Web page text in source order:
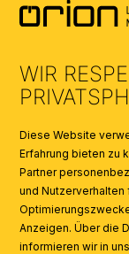
KATALOGE
AI
WIR
Diese Website
Erfahrung bieten zu
Partner
und
Anzeigen. Über die
informieren wir in